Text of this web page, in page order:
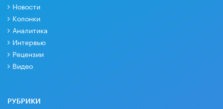
Новости
Колонки
Аналитика
Интервью
Рецензии
Видео
РУБРИКИ